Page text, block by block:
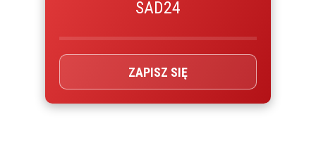
SAD24
ZAPISZ SIĘ